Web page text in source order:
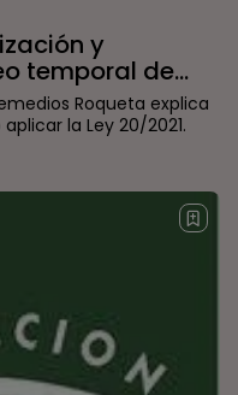
y
temporal de...
Roqueta explica
la Ley 20/2021.